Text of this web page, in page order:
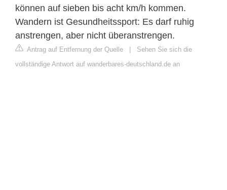
können auf sieben bis acht km/h kommen.
Wandern ist Gesundheitssport: Es darf ruhig
anstrengen, aber nicht überanstrengen.
Antrag auf Entfernung der Quelle | Sehen Sie sich die
vollständige Antwort auf wanderbares-deutschland.de an